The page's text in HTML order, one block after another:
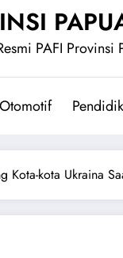
PAFI Provinsi
Otomotif
kota Ukraina